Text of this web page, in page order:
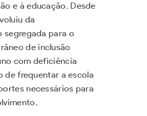
e à educação. Desde
da
segregada para o
de inclusão
com deficiência
de frequentar a escola
necessários para